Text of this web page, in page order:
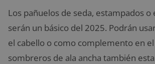
Los pañuelos de seda, estampados o
serán un básico del 2025. Podrán
el cabello o como complemento en
sombreros de ala ancha también